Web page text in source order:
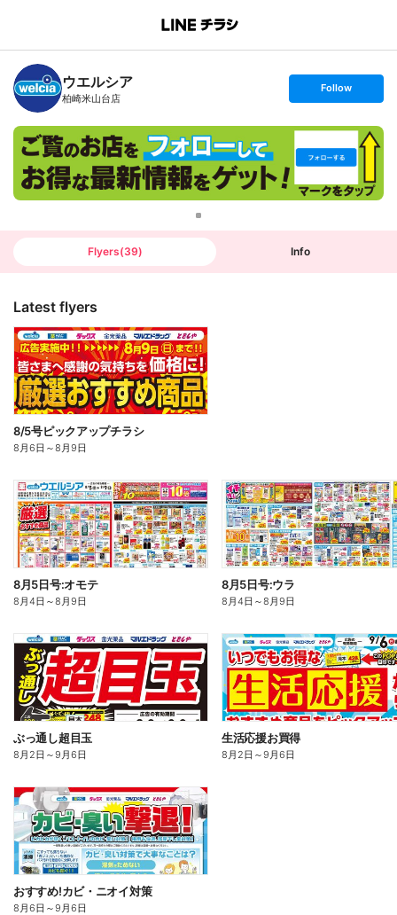
B
n
c
h
T
ウエルシア
柏崎米山台店
s
t
o
l
o
w
Follow
Flyers(39) Info
Latest flyers
8/5号ピックアップチラシ
8月6日 ～8月9日
8月5日号:オモテ
8月4日 ～8月9日
8月5日号:ウラ
8月4日 ～8月9日
ぶっ通し超目玉
8月2日 ～9月6日
生活応援お買得
8月2日 ～9月6日
おすすめ!カビ・ニオイ対策
8月6日 ～9月6日